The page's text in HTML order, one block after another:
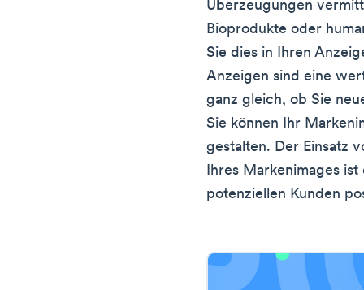
Überzeugungen
Bioprodukte oder
Sie dies in Ihren
Anzeigen sind eine
ganz gleich, ob Sie
Sie können Ihr
gestalten. Der Einsatz
Ihres Markenimages
potenziellen Kunden